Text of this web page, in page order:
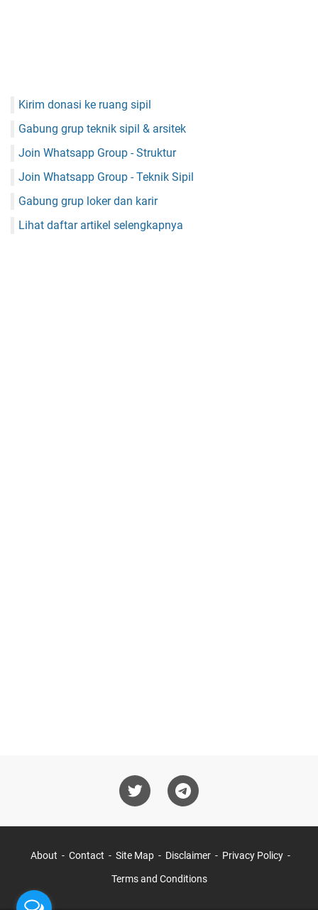
Kirim donasi ke ruang sipil
Gabung grup teknik sipil & arsitek
Join Whatsapp Group - Struktur
Join Whatsapp Group - Teknik Sipil
Gabung grup loker dan karir
Lihat daftar artikel selengkapnya
About Contact Site Map Disclaimer Privacy Policy
Terms and Conditions